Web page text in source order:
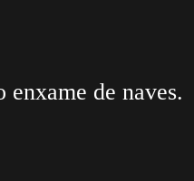
enxame de naves.